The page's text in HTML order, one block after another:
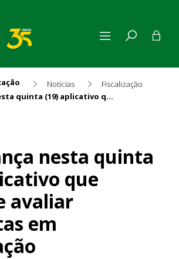
Notícias
Fiscalização
CLDF lança nesta quinta (19) aplicativo que permite avaliar propostas em tramitação
nesta quinta
que
avaliar
em